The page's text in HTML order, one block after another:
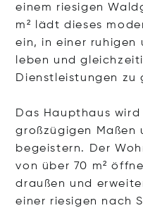
einem riesigen
m² lädt dieses
ein, in einer ruhigen
leben und
Dienstleistungen zu
Das Haupthaus wird
großzügigen Maßen
begeistern. Der
von über 70 m²
draußen und
einer riesigen nach